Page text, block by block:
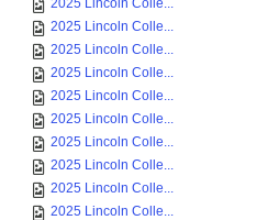
2025 Lincoln Colle...
2025 Lincoln Colle...
2025 Lincoln Colle...
2025 Lincoln Colle...
2025 Lincoln Colle...
2025 Lincoln Colle...
2025 Lincoln Colle...
2025 Lincoln Colle...
2025 Lincoln Colle...
2025 Lincoln Colle...